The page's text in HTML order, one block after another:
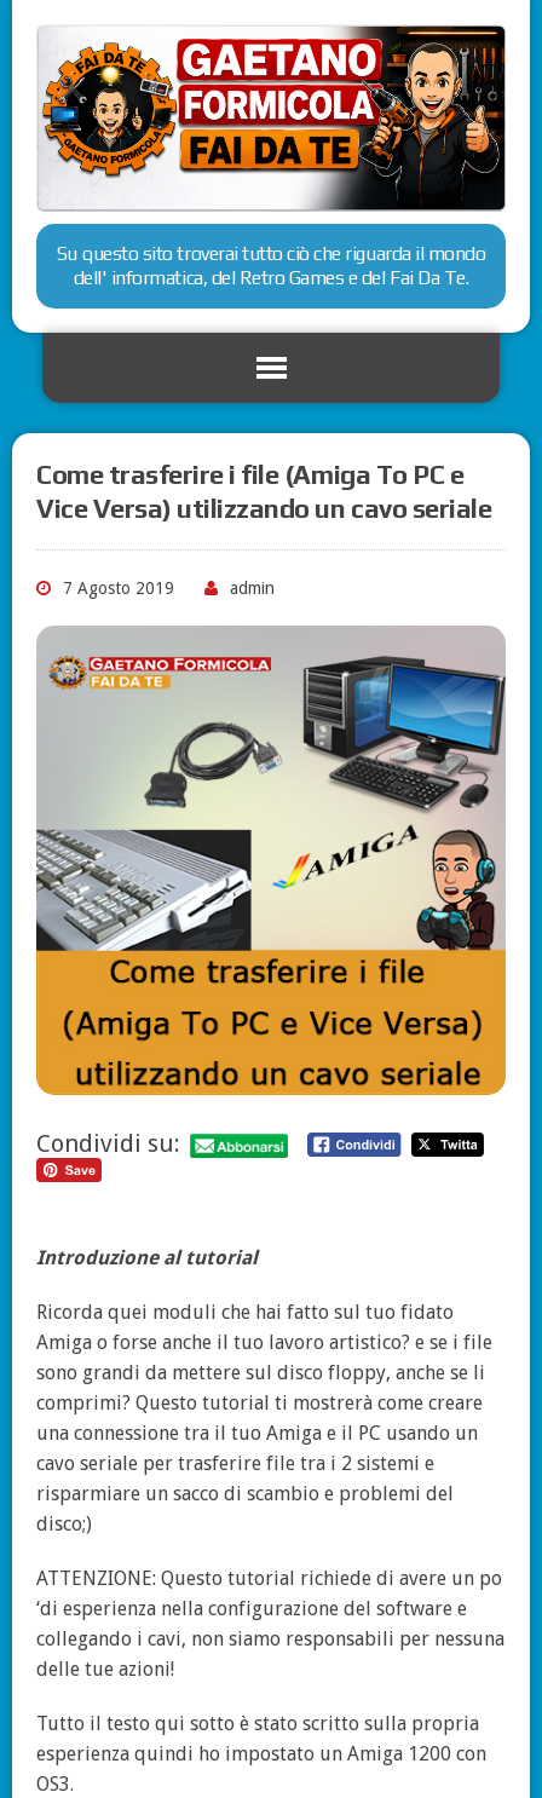
Su questo sito troverai tutto ciò che riguarda il mondo
dell' informatica, del Retro Games e del Fai Da Te.
Come trasferire i file (Amiga To PC e
Vice Versa) utilizzando un cavo seriale
7 Agosto 2019 admin
Condividi su:
Introduzione al tutorial
Ricorda quei moduli che hai fatto sul tuo fidato
Amiga o forse anche il tuo lavoro artistico? e se i file
sono grandi da mettere sul disco floppy, anche se li
comprimi? Questo tutorial ti mostrerà come creare
una connessione tra il tuo Amiga e il PC usando un
cavo seriale per trasferire file tra i 2 sistemi e
risparmiare un sacco di scambio e problemi del
disco;)
ATTENZIONE: Questo tutorial richiede di avere un po
‘di esperienza nella configurazione del software e
collegando i cavi, non siamo responsabili per nessuna
delle tue azioni!
Tutto il testo qui sotto è stato scritto sulla propria
esperienza quindi ho impostato un Amiga 1200 con
OS3.